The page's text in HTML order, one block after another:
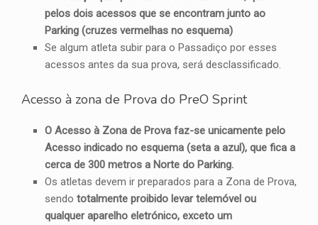
pelos dois acessos que se encontram junto ao
Parking (cruzes vermelhas no esquema)
Se algum atleta subir para o Passadiço por esses
acessos antes da sua prova, será desclassificado.
Acesso à zona de Prova do PreO Sprint
O Acesso à Zona de Prova faz-se unicamente pelo
Acesso indicado no esquema (seta a azul), que fica a
cerca de 300 metros a Norte do Parking.
Os atletas devem ir preparados para a Zona de Prova,
sendo totalmente proibido levar telemóvel ou
qualquer aparelho eletrónico, exceto um